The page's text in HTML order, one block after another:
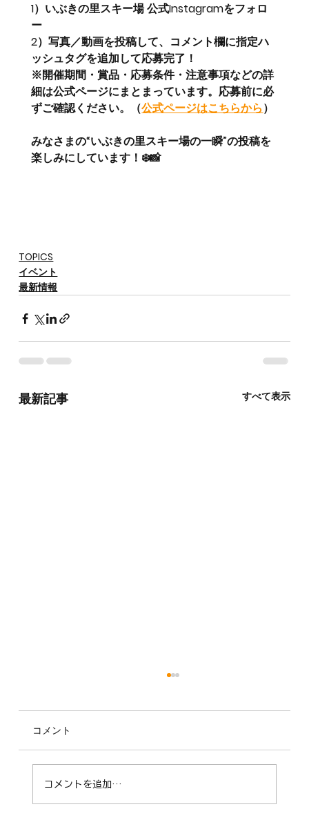
1）いぶきの里スキー場 公式Instagramをフォロ
ー
2）写真／動画を投稿して、 コメント欄に指定ハ
ッシュタグを追加して応募完了！
※開催期間・賞品・応募条件・注意事項などの詳
細は公式ページにまとまっています。応募前に必
ずご確認ください。（公式ページはこちらから）
みなさまの“いぶきの里スキー場の一瞬”の投稿を
楽しみにしています！❄️📸
TOPICS
イベント
最新情報
最新記事 すべて表示
コメント
コメントを追加…